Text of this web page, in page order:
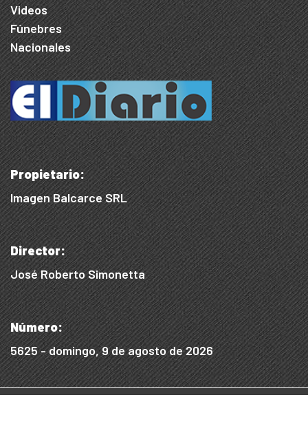
Videos
Fúnebres
Nacionales
Propietario:
Imagen Balcarce SRL
Director:
José Roberto Simonetta
Número:
5625 - domingo, 9 de agosto de 2026